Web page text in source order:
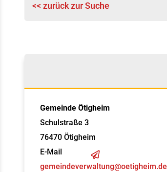
<< zurück zur Suche
Gemeinde Ötigheim
Schulstraße 3
76470 Ötigheim
E-Mail
gemeindeverwaltung@oetigheim.de